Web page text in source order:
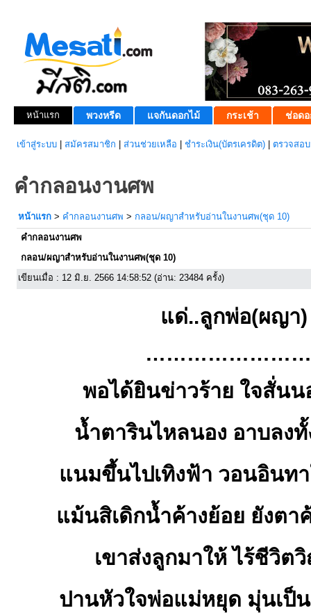
หน้าแรก พวงหรีด แจกันดอกไม้ กระเช้า ช่อดอ
เข้าสู่ระบบ สมัครสมาชิก ส่วนช่วยเหลือ ชำระเงิน(บัตรเครดิต) ตรวจสอ
คำกลอนงานศพ
หน้าแรก > คำกลอนงานศพ > กลอน/ผญาสำหรับอ่านในงานศพ(ชุด 10)
คำกลอนงานศพ
กลอน/ผญาสำหรับอ่านในงานศพ(ชุด 10)
เขียนเมื่อ : 12 มิ.ย. 2566 14:58:52 (อ่าน: 23484 ครั้ง)
แด่..ลูกพ่อ(ผญา)
พอได้ยินข่าวร้าย ใจสั่น
น้ำตารินไหลนอง อาบลง
แนมขึ้นไปเทิงฟ้า วอนอินท
แม้นสิเดิกน้ำค้างย้อย ยังตา
เขาส่งลูกมาให้ ไร้ชีวิ
ปานหัวใจพ่อแม่หยุด มุ่นเป็